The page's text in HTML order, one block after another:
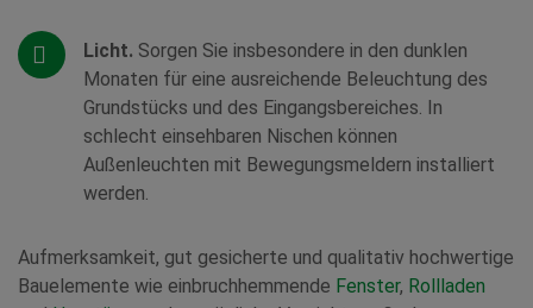
Licht. Sorgen Sie insbesondere in den dunklen
Monaten für eine ausreichende Beleuchtung des
Grundstücks und des Eingangsbereiches. In
schlecht einsehbaren Nischen können
Außenleuchten mit Bewegungsmeldern installiert
werden.
Aufmerksamkeit, gut gesicherte und qualitativ hochwertige
Bauelemente wie einbruchhemmende Fenster, Rollladen